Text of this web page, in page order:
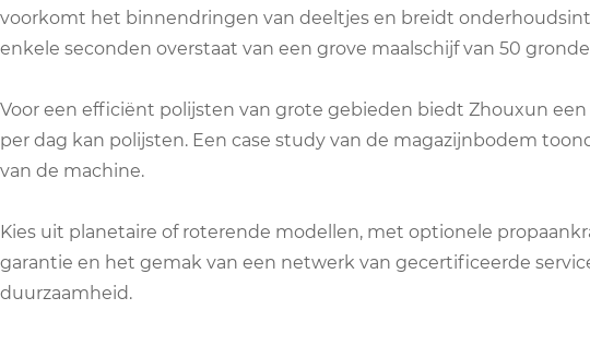
voorkomt het binnendringen van deeltjes en breidt
enkele seconden overstaat van een grove maalschijf van 50
Voor een efficiënt polijsten van grote gebieden biedt Zhouxun
per dag kan polijsten. Een case study van de magazijnbodem
van de machine.
Kies uit planetaire of roterende modellen, met optionele
garantie en het gemak van een netwerk van gecertificeerde
duurzaamheid.